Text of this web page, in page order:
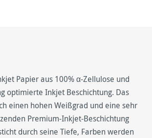
Papier aus 100% α-Zellulose und
optimierte Inkjet Beschichtung. Das
einen hohen Weißgrad und eine sehr
Premium-Inkjet-Beschichtung
durch seine Tiefe, Farben werden